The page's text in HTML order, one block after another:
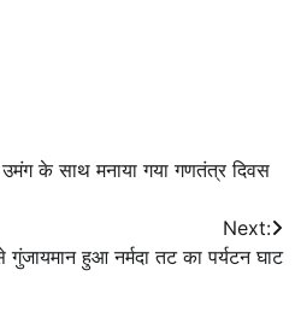
उमंग के साथ मनाया गया गणतंत्र दिवस
Next:
हुआ नर्मदा तट का पर्यटन घाट